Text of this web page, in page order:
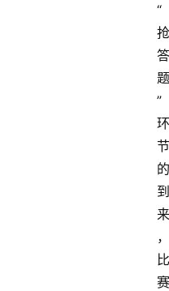
“
抢
答
题
”
环
节
的
到
来
，
比
赛